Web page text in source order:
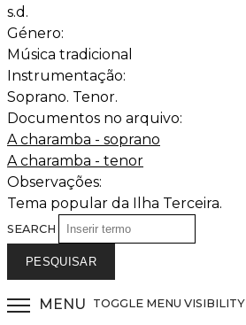
s.d.
Género:
Música tradicional
Instrumentação:
Soprano. Tenor.
Documentos no arquivo:
A charamba - soprano
A charamba - tenor
Observações:
Tema popular da Ilha Terceira.
SEARCH
MENU TOGGLE MENU VISIBILITY